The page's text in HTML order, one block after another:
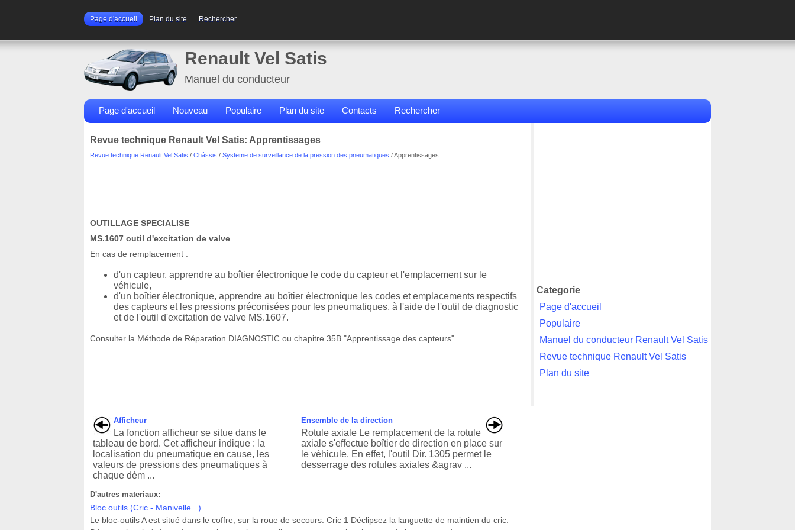
Page d'accueil Plan du site Rechercher
Renault Vel Satis
Manuel du conducteur
Page d'accueil Nouveau Populaire Plan du site Contacts Rechercher
Revue technique Renault Vel Satis: Apprentissages
Revue technique Renault Vel Satis / Châssis / Systeme de surveillance de la pression des pneumatiques / Apprentissages
OUTILLAGE SPECIALISE
MS.1607 outil d'excitation de valve
En cas de remplacement :
d'un capteur, apprendre au boîtier électronique le code du capteur et l'emplacement sur le
véhicule,
d'un boîtier électronique, apprendre au boîtier électronique les codes et emplacements respectifs
des capteurs et les pressions préconisées pour les pneumatiques, à l'aide de l'outil de diagnostic
et de l'outil d'excitation de valve MS.1607.
Consulter la Méthode de Réparation DIAGNOSTIC ou chapitre 35B "Apprentissage des capteurs".
Afficheur
La fonction afficheur se situe dans le
tableau de bord. Cet afficheur indique : la
localisation du pneumatique en cause, les
valeurs de pressions des pneumatiques à
chaque dém ...
Ensemble de la direction
Rotule axiale Le remplacement de la rotule
axiale s'effectue boîtier de direction en place sur
le véhicule. En effet, l'outil Dir. 1305 permet le
desserrage des rotules axiales &agrav ...
D'autres materiaux:
Bloc outils (Cric - Manivelle...)
Le bloc-outils A est situé dans le coffre, sur la roue de secours. Cric 1 Déclipsez la languette de maintien du cric.
Categorie
Page d'accueil
Populaire
Manuel du conducteur Renault Vel Satis
Revue technique Renault Vel Satis
Plan du site